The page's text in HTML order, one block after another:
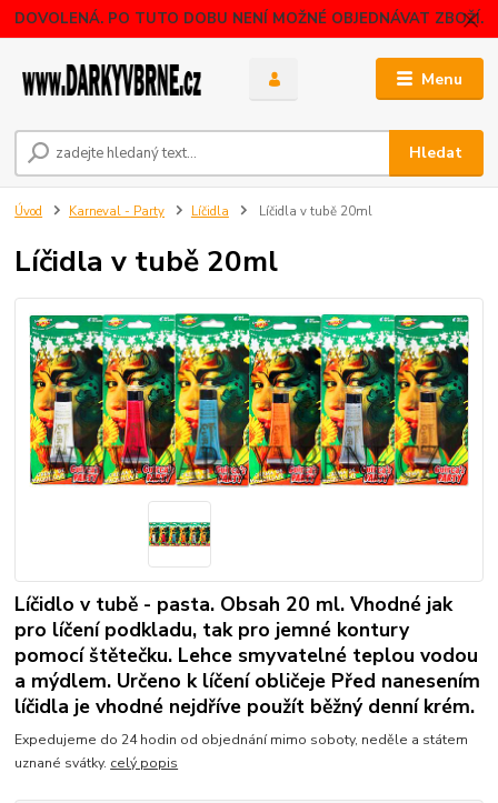
DOVOLENÁ. PO TUTO DOBU NENÍ MOŽNÉ OBJEDNÁVAT ZBOŽÍ.
Menu
Hledat
Úvod Karneval - Party Líčidla Líčidla v tubě 20ml
Líčidla v tubě 20ml
Líčidlo v tubě - pasta. Obsah 20 ml. Vhodné jak
pro líčení podkladu, tak pro jemné kontury
pomocí štětečku. Lehce smyvatelné teplou vodou
a mýdlem. Určeno k líčení obličeje Před nanesením
líčidla je vhodné nejdříve použít běžný denní krém.
Expedujeme do 24 hodin od objednání mimo soboty, neděle a státem
uznané svátky. celý popis